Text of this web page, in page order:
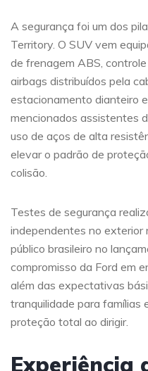
A segurança foi um dos
Territory. O SUV vem
de frenagem ABS,
airbags distribuídos pela
estacionamento dianteiro
mencionados assistentes
uso de aços de alta
elevar o padrão de
colisão.
Testes de segurança
independentes no exterior
público brasileiro no
compromisso da Ford em
além das expectativas
tranquilidade para famílias
proteção total ao dirigir.
Experiência